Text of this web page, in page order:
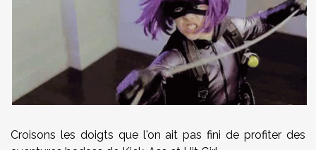
Croisons les doigts que l'on ait pas fini de profiter des